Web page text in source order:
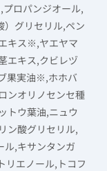
ロパンジオール,
）グリセリル,ペン
キス※,ヤエヤマ
エキス,クビレヅ
果実油※,ホホバ
ンオリノセンセ種
トウ葉油,ニュウ
ン酸グリセリル,
ル,キサンタンガ
リエノール,トコフ